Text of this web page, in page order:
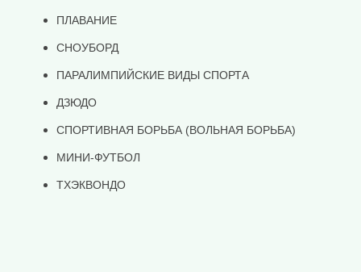
ПЛАВАНИЕ
СНОУБОРД
ПАРАЛИМПИЙСКИЕ ВИДЫ СПОРТА
ДЗЮДО
СПОРТИВНАЯ БОРЬБА (ВОЛЬНАЯ БОРЬБА)
МИНИ-ФУТБОЛ
ТХЭКВОНДО